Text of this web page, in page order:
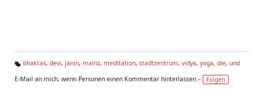
g
bhaktas, devi, janin, mainz, meditation, stadtzentrum, vidya, yoga, die, und
E-Mail an mich, wenn Personen einen Kommentar hinterlassen –
Folgen